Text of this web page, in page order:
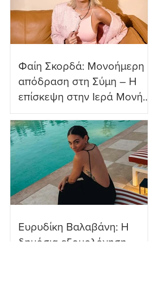
Φαίη Σκορδά: Μονοήμερη
απόδραση στη Σύμη – Η
επίσκεψη στην Ιερά Μονή
Πανορμίτη
Ευρυδίκη Βαλαβάνη: Η
δημόσια εξομολόγηση